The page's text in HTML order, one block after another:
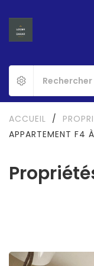
ACCUEIL /
APPARTEMENT F4